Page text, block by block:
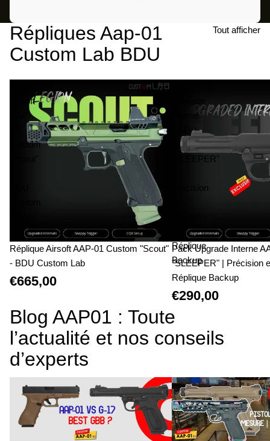
Répliques Aap-01
Custom Lab BDU
Tout afficher
Airsoft
AAP-
Custom
Réplique Airsoft AAP-01 Custom "Scout"
- BDU Custom Lab
€665,00
Interne
AAP-
01
"SLEEPER"
Précision
Réplique
Backup
Pack Upgrade Interne
"SLEEPER" | Précision
Réplique Backup
€290,00
Blog AAP01 : Toute
l’actualité et nos conseils
d’experts
AAP01 ou Glock 17 : Le Duel Technique
et l'Avantage Structurel de la Culasse
Fixe
AAP-01 Custom : L'art
jouet en outil de